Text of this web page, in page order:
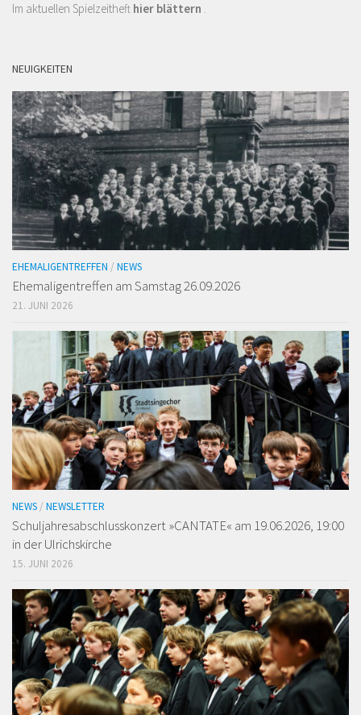
Im aktuellen Spielzeitheft hier blättern .
NEUIGKEITEN
EHEMALIGENTREFFEN / NEWS
Ehemaligen­treffen am Samstag 26.09.2026
21. JUNI 2026
NEWS / NEWSLETTER
Schuljahresabschlusskonzert »CANTATE« am 19.06.2026, 19:00
in der Ulrichskirche
15. JUNI 2026